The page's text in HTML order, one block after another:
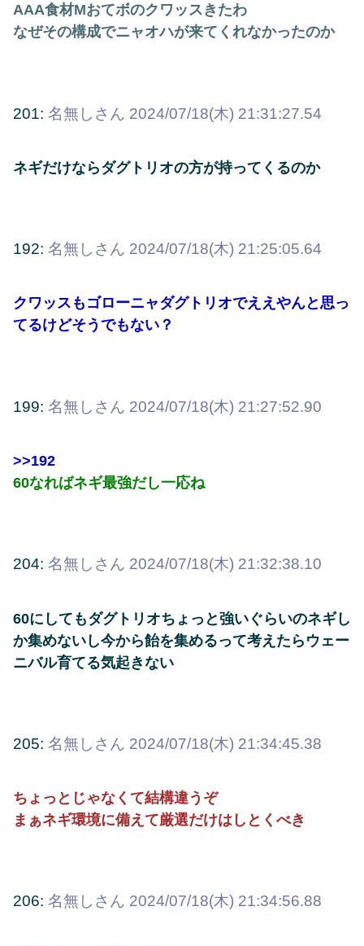
AAA食材Mおてボのクワッスきたわ
なぜその構成でニャオハが来てくれなかったのか
201: 名無しさん 2024/07/18(木) 21:31:27.54
ネギだけならダグトリオの方が持ってくるのか
192: 名無しさん 2024/07/18(木) 21:25:05.64
クワッスもゴローニャダグトリオでええやんと思っ
てるけどそうでもない？
199: 名無しさん 2024/07/18(木) 21:27:52.90
>>192
60なればネギ最強だし一応ね
204: 名無しさん 2024/07/18(木) 21:32:38.10
60にしてもダグトリオちょっと強いぐらいのネギし
か集めないし今から飴を集めるって考えたらウェー
ニバル育てる気起きない
205: 名無しさん 2024/07/18(木) 21:34:45.38
ちょっとじゃなくて結構違うぞ
まぁネギ環境に備えて厳選だけはしとくべき
206: 名無しさん 2024/07/18(木) 21:34:56.88